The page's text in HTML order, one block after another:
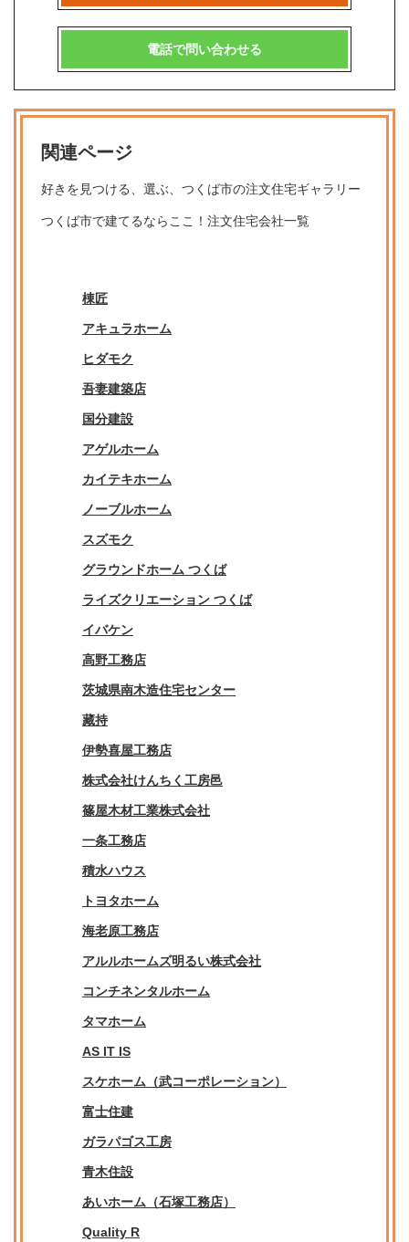
電話で問い合わせる
関連ページ
好きを見つける、選ぶ、つくば市の注文住宅ギャラリー
つくば市で建てるならここ！注文住宅会社一覧
棟匠
アキュラホーム
ヒダモク
吾妻建築店
国分建設
アゲルホーム
カイテキホーム
ノーブルホーム
スズモク
グラウンドホーム つくば
ライズクリエーション つくば
イバケン
高野工務店
茨城県南木造住宅センター
藏持
伊勢喜屋工務店
株式会社けんちく工房邑
篠屋木材工業株式会社
一条工務店
積水ハウス
トヨタホーム
海老原工務店
アルルホームズ明るい株式会社
コンチネンタルホーム
タマホーム
AS IT IS
スケホーム（武コーポレーション）
富士住建
ガラパゴス工房
青木住設
あいホーム（石塚工務店）
Quality R